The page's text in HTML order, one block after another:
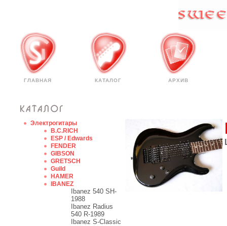
ГЛАВНАЯ КАТАЛОГ АРХИВ
Электрогитары
B.C.RICH
ESP / Edwards
FENDER
GIBSON
GRETSCH
Guild
HAMER
IBANEZ
Ibanez 540 SH-
1988
Ibanez Radius
540 R-1989
Ibanez S-Classic